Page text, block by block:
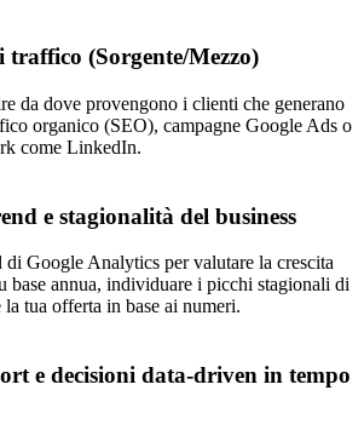
(Sorgente/Mezzo)
da dove provengono i clienti che generano
organico (SEO), campagne Google Ads o
come LinkedIn.
e stagionalità del business
di Google Analytics per valutare la crescita
base annua, individuare i picchi stagionali di
la tua offerta in base ai numeri.
e decisioni data-driven in tempo